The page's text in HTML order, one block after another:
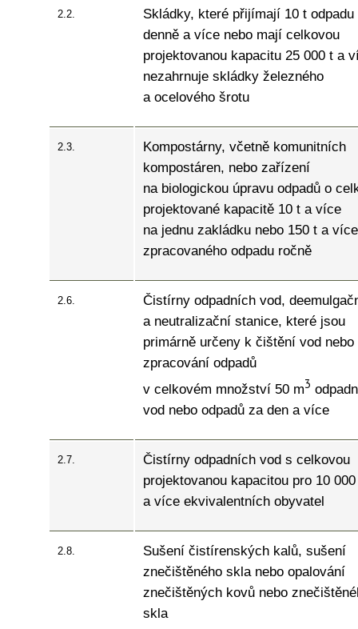
2.2.
Skládky, které přijímají 10 t odpadu
denně a více nebo mají celkovou
projektovanou kapacitu 25 000 t a
nezahrnuje skládky železného
a ocelového šrotu
2.3.
Kompostárny, včetně komunitních
kompostáren, nebo zařízení
na biologickou úpravu odpadů o
projektované kapacitě 10 t a více
na jednu zakládku nebo 150 t a více
zpracovaného odpadu ročně
2.6.
Čistírny odpadních vod,
a neutralizační stanice, které jsou
primárně určeny k čištění vod nebo
zpracování odpadů
v celkovém množství 50 m3
vod nebo odpadů za den a více
2.7.
Čistírny odpadních vod s celkovou
projektovanou kapacitou pro 10 000
a více ekvivalentních obyvatel
2.8.
Sušení čistírenských kalů, sušení
znečištěného skla nebo opalování
znečištěných kovů nebo
skla